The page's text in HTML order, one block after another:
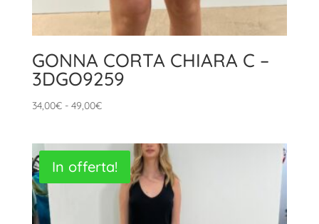
GONNA CORTA CHIARA C –
3DGO9259
34,00€ - 49,00€Fascia
da
34,00€
a
49,00€
In offerta!